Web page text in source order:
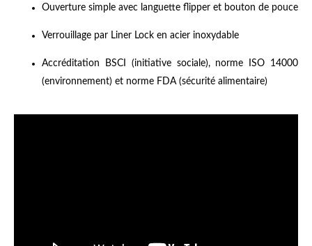
Ouverture simple avec languette flipper et bouton de pouce
Verrouillage par Liner Lock en acier inoxydable
Accréditation BSCI (initiative sociale), norme ISO 14000
(environnement) et norme FDA (sécurité alimentaire)